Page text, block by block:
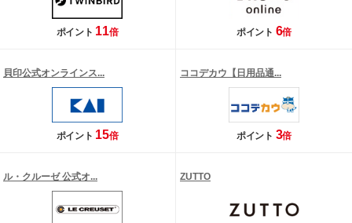
ポイント 11倍 ポイント 6倍
貝印公式オンラインス...
ポイント 15倍
ココデカウ【日用品通...
ポイント 3倍
ル・クルーゼ 公式オ... ZUTTO